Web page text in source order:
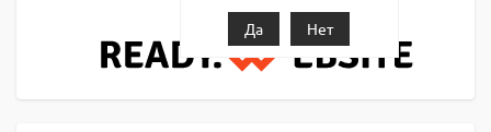
Да
Нет